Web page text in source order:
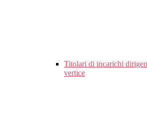
Titolari di incarichi
vertice